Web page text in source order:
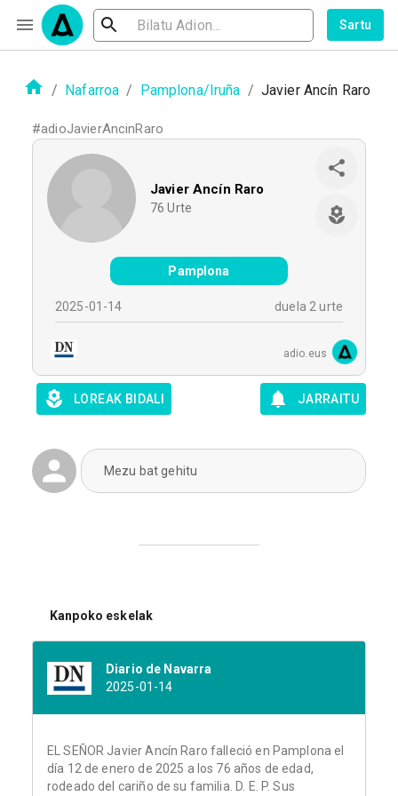
Sartu
/ Nafarroa / Pamplona/Iruña / Javier Ancín Raro
#adioJavierAncinRaro
Javier Ancín Raro
76 Urte
Pamplona
2025-01-14 duela 2 urte
adio.eus
LOREAK BIDALI JARRAITU
Mezu bat gehitu
Kanpoko eskelak
Diario de Navarra
2025-01-14
EL SEÑOR Javier Ancín Raro falleció en Pamplona el
día 12 de enero de 2025 a los 76 años de edad,
rodeado del cariño de su familia. D. E. P. Sus